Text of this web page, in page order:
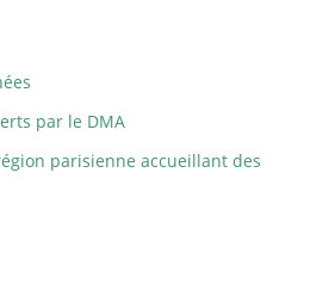
par le DMA
parisienne accueillant des